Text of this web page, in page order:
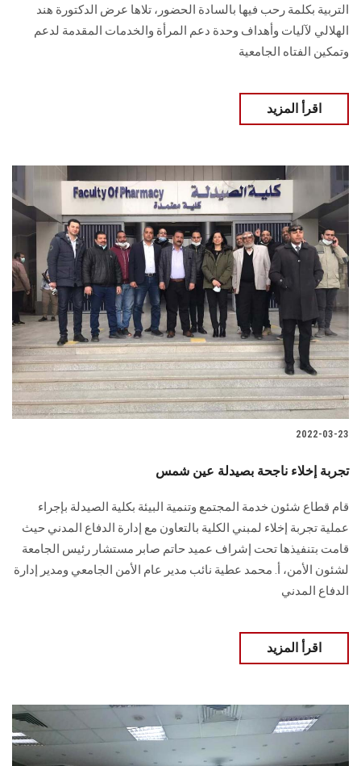
التربية بكلمة رحب فيها بالسادة الحضور، تلاها عرض الدكتورة هند
الهلالي لآليات وأهداف وحدة دعم المرأة والخدمات المقدمة لدعم
وتمكين الفتاه الجامعية
اقرأ المزيد
2022-03-23
تجربة إخلاء ناجحة بصيدلة عين شمس
قام قطاع شئون خدمة المجتمع وتنمية البيئة بكلية الصيدلة بإجراء
عملية تجربة إخلاء لمبني الكلية بالتعاون مع إدارة الدفاع المدني حيث
قامت بتنفيذها تحت إشراف عميد حاتم صابر مستشار رئيس الجامعة
لشئون الأمن، أ. محمد عطية نائب مدير عام الأمن الجامعي ومدير إدارة
الدفاع المدني
اقرأ المزيد